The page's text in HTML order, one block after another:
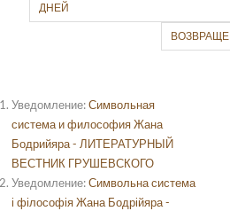
ДНЕЙ
Уведомление:Символьная
система и философия Жана
Бодрийяра - ЛИТЕРАТУРНЫЙ
ВЕСТНИК ГРУШЕВСКОГО
Уведомление:Символьна система
і філософія Жана Бодрійяра -